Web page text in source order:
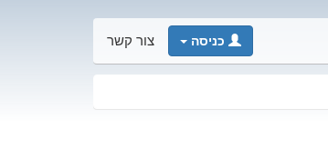
כניסה צור קשר